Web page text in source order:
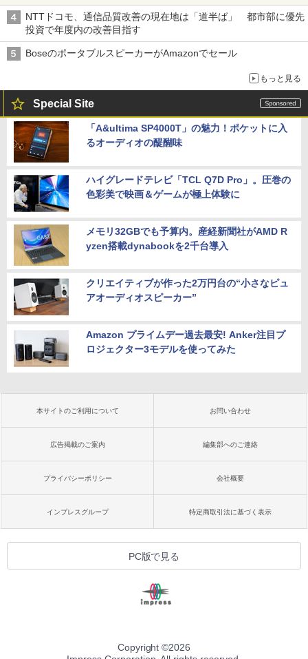
NTTドコモ、通信品質改善の現在地は「道半ば」 都市部に優先
投資で年度内の改善目指す
BoseのポータブルスピーカーがAmazonでセール
もっと見る
Special Site
「A&ultima SP4000T」の魅力！ポケットに入
るオーディオの醍醐味
ハイグレードテレビ「TCL Q7D Pro」。圧巻の
色彩美で映画＆ゲームが極上体験に
メモリ32GBでも予算内。産経新聞社がAMD R
yzen搭載dynabookを2千台導入
クリエイティブが作った2万円台の“小さなピュ
アオーディオスピーカー”
Amazon プライムデー過去最安! Anker注目プ
ロジェクター3モデルを使ってみた
本サイトのご利用について お問い合わせ
広告掲載のご案内 編集部へのご連絡
プライバシーポリシー 会社概要
インプレスグループ 特定商取引法に基づく表示
PC版で見る
Copyright ©2026